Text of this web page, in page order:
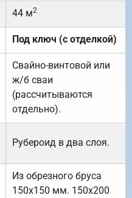
44 м2
Под ключ (с отделкой)
Свайно-винтовой или
ж/б сваи
(рассчитываются
отдельно).
Рубероид в два слоя.
Из обрезного бруса
150х150 мм. 150х200